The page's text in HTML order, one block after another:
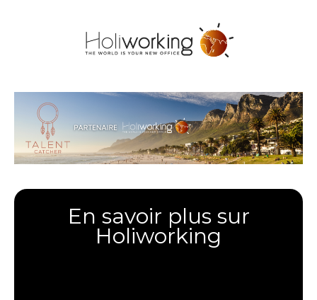
En savoir plus sur
Holiworking